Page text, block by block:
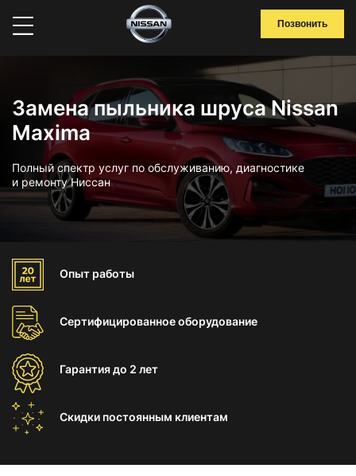
Позвонить
Замена пыльника шруса Nissan
Maxima
Полный спектр услуг по обслуживанию, диагностике
и ремонту Ниссан
Опыт работы
Сертифицированноеоборудование
Гарантиядо 2 лет
Скидки постоянным клиентам